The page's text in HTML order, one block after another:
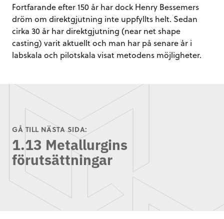
Fortfarande efter 150 år har dock Henry Bessemers
dröm om direktgjutning inte uppfyllts helt. Sedan
cirka 30 år har direktgjutning (near net shape
casting) varit aktuellt och man har på senare år i
labskala och pilotskala visat metodens möjligheter.
GÅ TILL NÄSTA SIDA:
1.13 Metallurgins
förutsättningar